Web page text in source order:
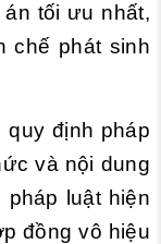
tối ưu nhất,
chế phát sinh
quy định pháp
và nội dung
luật hiện
đồng vô hiệu